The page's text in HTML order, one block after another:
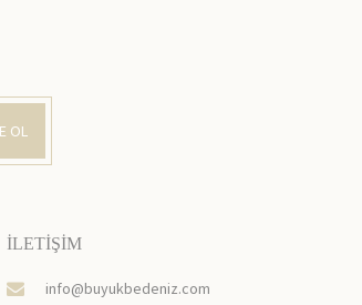
OL
İLETİŞİM
info@buyukbedeniz.com